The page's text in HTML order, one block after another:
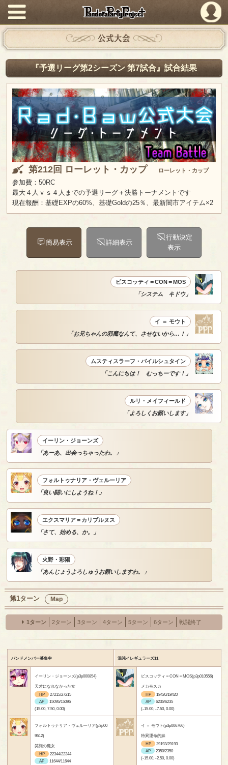
PandoraPartyProject
公式大会
『予選リーグ第2シーズン 第7試合』試合結果
第212回 ローレット・カップ ローレット・カップ
参加費：50RC
最大４人ｖｓ４人までの予選リーグ＋決勝トーナメントです
現在報酬：基礎EXPの60%、基礎Goldの25％、最新闇市アイテム×2
簡易表示 詳細表示
行動決定
表示
ビスコッティ＝CON＝MOS
「システム キドウ」
イ ＝ モウト
「お兄ちゃんの邪魔なんて、させないから…！」
ムスティスラーフ・バイルシュタイン
「こんにちは！ むっちーです！」
ルリ・メイフィールド
「よろしくお願いします」
イーリン・ジョーンズ
「あーあ、出会っちゃったわ。」
フォルトゥナリア・ヴェルーリア
「良い闘いにしようね！」
エクスマリア＝カリブルヌス
「さて、始める、か。」
火野・彩陽
「あんじょうよろしゅうお願いしますわ。」
第1ターン Map
1ターン 2ターン 3ターン 4ターン 5ターン 6ターン 戦闘終了
バンドメンバー募集中 混沌イレギュラーズ11
イーリン・ジョーンズ(p3p000854)
天才になれなかった女
HP
27215/27215
AP
15095/15095
(15.00, 7.50, 0.00)
ビスコッティ＝CON＝MOS(p3p010556)
メカモスカ
HP
18420/18420
AP
6235/6235
(-15.00, -7.50, 0.00)
フォルトゥナリア・ヴェルーリア(p3p00
9512)
笑顔の魔女
HP
22344/22344
AP
11644/11644
イ ＝ モウト(p3p006766)
特異運命的妹
HP
29193/29193
AP
2350/2350
(-15.00, -2.50, 0.00)